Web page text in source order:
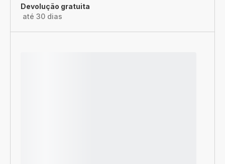
Devolução gratuita
até 30 dias